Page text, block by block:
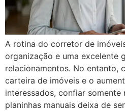
A rotina do corretor de
organização e uma excelente
relacionamentos. No entanto,
carteira de imóveis e o
interessados, confiar somente
planinhas manuais deixa de